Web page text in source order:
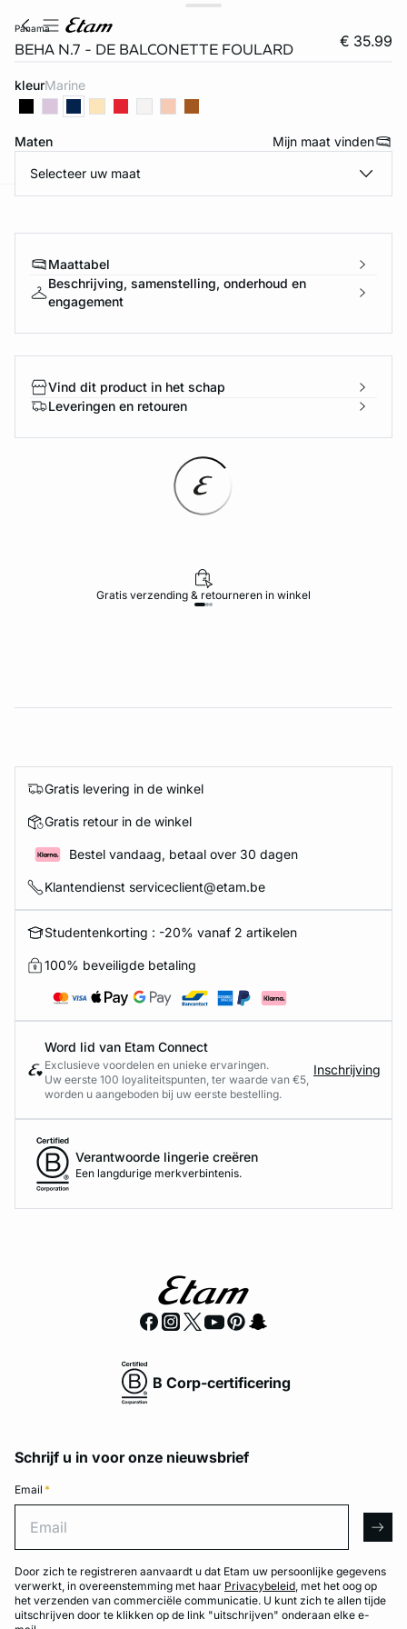
panama
BEHA N.7 - DE BALCONETTE FOULARD € 35.99
kleur marine
Maten Mijn maat vinden
Selecteer uw maat
Maattabel
Beschrijving, samenstelling, onderhoud en
engagement
Vind dit product in het schap
Leveringen en retouren
Gratis verzending & retourneren in winkel
Gratis levering in de winkel
Gratis retour in de winkel
Bestel vandaag, betaal over 30 dagen
Klantendienst serviceclient@etam.be
Studentenkorting : -20% vanaf 2 artikelen
100% beveiligde betaling
Word lid van Etam Connect
Exclusieve voordelen en unieke ervaringen.
Uw eerste 100 loyaliteitspunten, ter waarde van €5,
worden u aangeboden bij uw eerste bestelling.
Inschrijving
Verantwoorde lingerie creëren
Een langdurige merkverbintenis.
B Corp-certificering
Schrijf u in voor onze nieuwsbrief
Email *
Door zich te registreren aanvaardt u dat Etam uw persoonlijke gegevens
verwerkt, in overeenstemming met haar Privacybeleid, met het oog op
het verzenden van commerciële communicatie. U kunt zich te allen tijde
uitschrijven door te klikken op de link "uitschrijven" onderaan elke e-